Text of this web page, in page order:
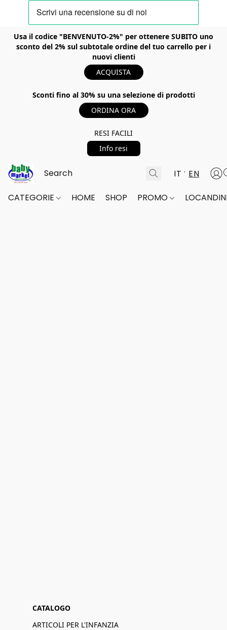
Usa il codice "BENVENUTO-2%" per ottenere SUBITO uno
sconto del 2% sul subtotale ordine del tuo carrello per i
nuovi clienti
ACQUISTA
Sconti fino al 30% su una selezione di prodotti
ORDINA ORA
RESI FACILI
Info resi
IT EN
CATEGORIE HOME SHOP PROMO
CATALOGO
ARTICOLI PER L'INFANZIA